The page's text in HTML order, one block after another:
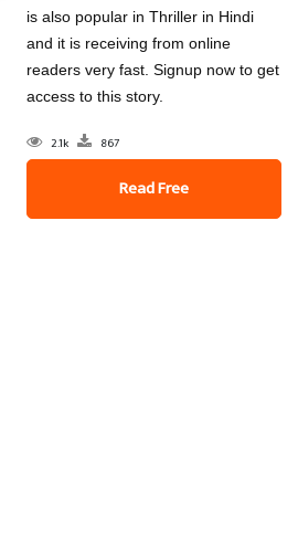
is also popular in Thriller in Hindi
and it is receiving from online
readers very fast. Signup now to get
access to this story.
2.1k 867
Read Free